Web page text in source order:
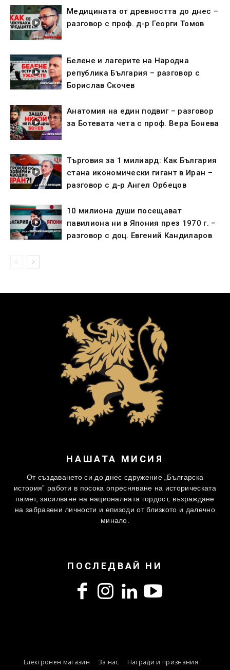
Медицината от древността до днес –
разговор с проф. д-р Георги Томов
Белене и лагерите на Народна
република България – разговор с
Борислав Скочев
Анатомия на един подвиг – разговор
за Ботевата чета с проф. Вера Бонева
Търговия за 1 милиард: Как България
стана икономически гигант в Иран –
разговор с д-р Ангел Орбецов
10 милиона души посещават
павилиона ни в Япония през 1970 г. –
разговор с доц. Евгений Кандиларов
НАШАТА МИСИЯ
От създаването си до днес сдружение „Българска
история” работи в посока опресняване на историческата
памет, засилване на националната гордост, възраждане
на забравени личности и епизоди от близкото и далечно
минало.
ПОСЛЕДВАЙ НИ
Електронен магазин За нас
Награди и признания